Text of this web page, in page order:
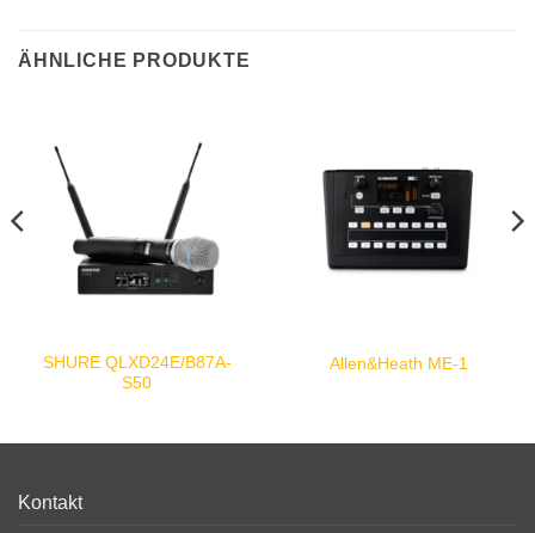
ÄHNLICHE PRODUKTE
SHURE QLXD24E/B87A-
S50
Allen&Heath ME-1
Kontakt